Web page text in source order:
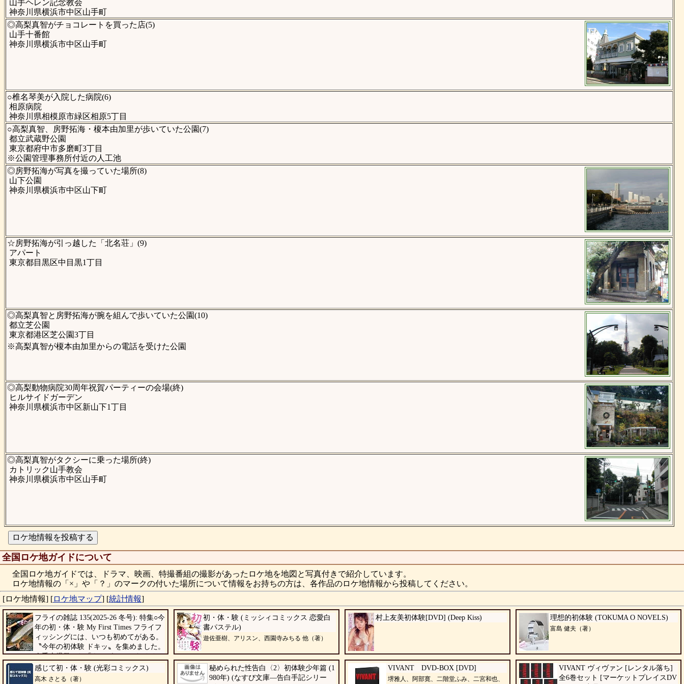
山手ヘレン記念教会
神奈川県横浜市中区山手町
◎高梨真智がチョコレートを買った店(5)
山手十番館
神奈川県横浜市中区山手町
○椎名琴美が入院した病院(6)
相原病院
神奈川県相模原市緑区相原5丁目
○高梨真智、房野拓海・榎本由加里が歩いていた公園(7)
都立武蔵野公園
東京都府中市多磨町3丁目
※公園管理事務所付近の人工池
◎房野拓海が写真を撮っていた場所(8)
山下公園
神奈川県横浜市中区山下町
☆房野拓海が引っ越した「北名荘」(9)
アパート
東京都目黒区中目黒1丁目
◎高梨真智と房野拓海が腕を組んで歩いていた公園(10)
都立芝公園
東京都港区芝公園3丁目
※高梨真智が榎本由加里からの電話を受けた公園
◎高梨動物病院30周年祝賀パーティーの会場(終)
ヒルサイドガーデン
神奈川県横浜市中区新山下1丁目
◎高梨真智がタクシーに乗った場所(終)
カトリック山手教会
神奈川県横浜市中区山手町
全国ロケ地ガイドについて
全国ロケ地ガイドでは、ドラマ、映画、特撮番組の撮影があったロケ地を地図と写真付きで紹介しています。
ロケ地情報の「×」や「？」のマークの付いた場所について情報をお持ちの方は、各作品のロケ地情報から投稿してください。
[ロケ地情報] [ロケ地マップ] [統計情報]
フライの雑誌 135(2025-26 冬号): 特集○今
年の初・体・験 My First Times フライフ
ィッシングには、いつも初めてがある。
〝今年の初体験 ドキッ〟を集めました。
今季大爆発した「キモゼミ」のタイイン
グを徹底解説。グラスロッドの世界 海フライで出
会った人々 ... 漁村と自然エネルギー 川崎長太郎
初・体・験 (ミッシィコミックス 恋愛白
書パステル)
遊佐亜樹、アリスン、西園寺みちる 他（著）
村上友美初体験[DVD] (Deep Kiss) 理想的初体験 (TOKUMA O NOVELS)
富島 健夫（著）
感じて初・体・験 (光彩コミックス)
高木 さとる（著）
秘められた性告白〈2〉初体験少年篇 (1
980年) (なすび文庫―告白手記シリー
VIVANT DVD-BOX [DVD]
堺雅人、阿部寛、二階堂ふみ、二宮和也、
VIVANT ヴィヴァン [レンタル落ち]
全6巻セット [マーケットプレイスDV